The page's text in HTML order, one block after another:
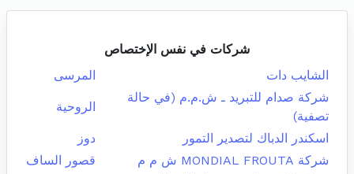
شركات في نفس الإختصاص
الشايب دات
المرسى
شركة صدام للتبريد ـ ش.م.م (في حالة
تصفية)
الروحية
اسكندر الدباك لتصدير التمور
دوز
شركة MONDIAL FROUTA ش م م
قصور الساف